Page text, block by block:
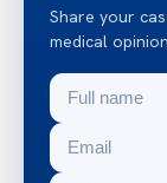
Share your
medical